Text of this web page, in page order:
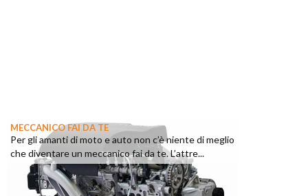
MECCANICO FAI DA TE
Per gli amanti di moto e auto non c’è niente di meglio
che diventare un meccanico fai da te. L’attre...